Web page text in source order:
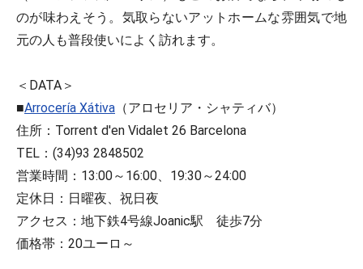
のが味わえそう。気取らないアットホームな雰囲気で地
元の人も普段使いによく訪れます。
＜DATA＞
■Arrocería Xátiva （アロセリア・シャティバ）
住所：Torrent d'en Vidalet 26 Barcelona
TEL：(34)93 2848502
営業時間：13:00～16:00、19:30～24:00
定休日：日曜夜、祝日夜
アクセス：地下鉄4号線Joanic駅 徒歩7分
価格帯：20ユーロ～